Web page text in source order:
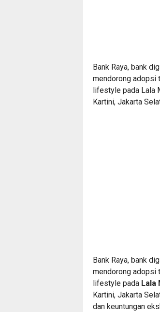
Bank Raya, bank
mendorong adopsi
lifestyle pada Lala
Kartini, Jakarta
Bank Raya, bank
mendorong adopsi
lifestyle pada Lala
Kartini, Jakarta
dan keuntungan